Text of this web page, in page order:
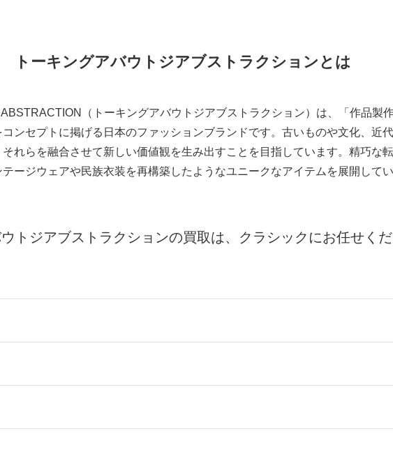
トーキングアバウトジアブストラクションとは
（トーキングアバウトジアブストラクション）は、「作品製
ンセプトに掲げる日本のファッションブランドです。古いものや文化、近
れらを融合させて新しい価値観を生み出すことを目指しています。精巧な
ージウェアや民族衣装を再構築したようなユニークなアイテムを展開してい
トジアブストラクションの買取は、クラシックにお任せくだ